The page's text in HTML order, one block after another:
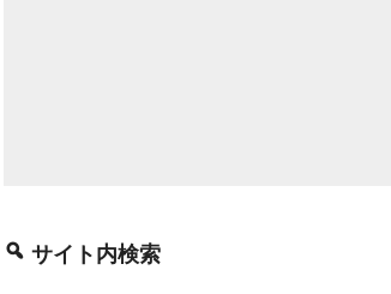
サイト内検索